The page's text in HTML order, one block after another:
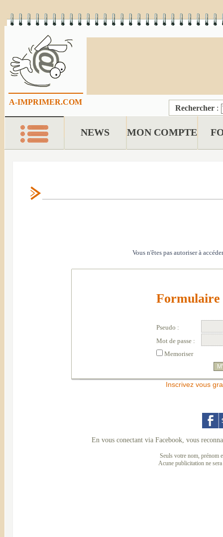
A-IMPRIMER.COM
Rechercher :
NEWS MON COMPTE
Vous n'êtes pas autoriser à
Pseudo :
Mot de passe :
Memoriser
Inscrivez vous
En vous conectant via Facebook, vous
Seuls votre nom, prénom
Acune publicitation ne